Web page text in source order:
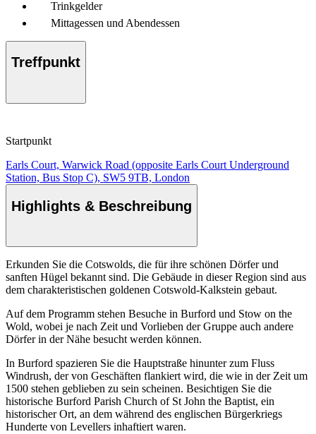
Trinkgelder
Mittagessen und Abendessen
Treffpunkt
Startpunkt
Earls Court, Warwick Road (opposite Earls Court Underground
Station, Bus Stop C), SW5 9TB, London
Highlights & Beschreibung
Erkunden Sie die Cotswolds, die für ihre schönen Dörfer und
sanften Hügel bekannt sind. Die Gebäude in dieser Region sind aus
dem charakteristischen goldenen Cotswold-Kalkstein gebaut.
Auf dem Programm stehen Besuche in Burford und Stow on the
Wold, wobei je nach Zeit und Vorlieben der Gruppe auch andere
Dörfer in der Nähe besucht werden können.
In Burford spazieren Sie die Hauptstraße hinunter zum Fluss
Windrush, der von Geschäften flankiert wird, die wie in der Zeit um
1500 stehen geblieben zu sein scheinen. Besichtigen Sie die
historische Burford Parish Church of St John the Baptist, ein
historischer Ort, an dem während des englischen Bürgerkriegs
Hunderte von Levellers inhaftiert waren.